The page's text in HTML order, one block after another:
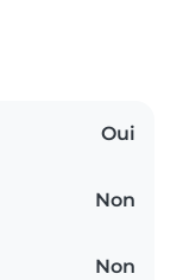
Oui
Non
Non